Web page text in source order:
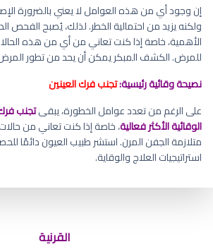
إن وجود أي من هذه العوامل لا يعني بالضرورة
ولكنه يزيد من احتمالية الخطر. لذلك، يُصبح الفحص
الأهمية، خاصة إذا كنت تعاني من أي من هذه
للمرض. الكشف المبكر يمكن أن يحد من تطور
نصيحة وقائية رئيسية:تجنب فرك العينين
على الرغم من تعدد عوامل الخطورة، يبقىتجنب
الوقائية الأكثر فعالية، خاصة إذا كنت تعاني من
متلازمة الجفن المرن. استشر طبيب العيون دائمًا
استراتيجيات العلاج والوقاية.
القرنية